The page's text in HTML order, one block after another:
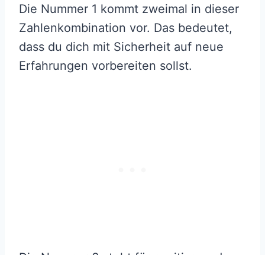
Die Nummer 1 kommt zweimal in dieser
Zahlenkombination vor. Das bedeutet,
dass du dich mit Sicherheit auf neue
Erfahrungen vorbereiten sollst.